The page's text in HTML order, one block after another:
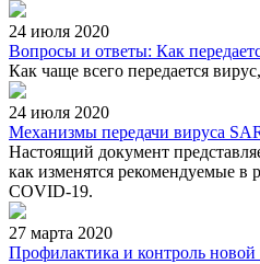
24 июля 2020
Вопросы и ответы: Как
Как чаще всего передается
24 июля 2020
Механизмы передачи вируса
Настоящий документ
как изменятся рекомендуемые
COVID-19.
27 марта 2020
Профилактика и контроль